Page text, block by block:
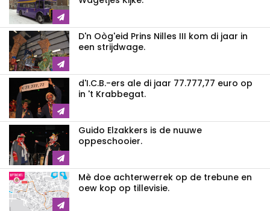
D'n Oòg'eid Prins Nilles III kom di jaar in
een strijdwage.
d'I.C.B.-ers ale di jaar 77.777,77 euro op
in 't Krabbegat.
Guido Elzakkers is de nuuwe
oppeschooier.
Mè doe achterwerrek op de trebune en
oew kop op tillevisie.